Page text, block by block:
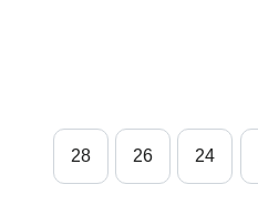
24
26
28